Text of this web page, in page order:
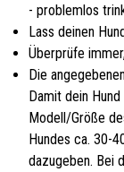
- problemlos
Lass deinen
Überprüfe
Die
Damit dein
Modell/Größe
Hundes ca. 30-
dazugeben. Bei